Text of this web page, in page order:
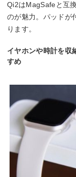
Qi2はMagSafeと互
のが魅力。パッドが
ります。
イヤホンや時計を収
すめ